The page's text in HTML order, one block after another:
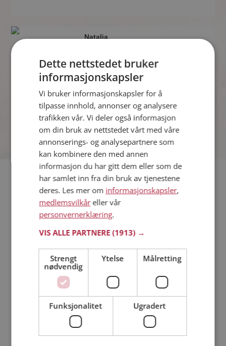
Natalia
Søker mann 36 - 47 år
Som medlem kan du vise deg frem for
Natalia og tusener av andre single på
Møteplassen! Ta sjansen og se hvem
som synes du er interessant.
Hvis du søker dating i Namsos har du kommet til riktig sted.
På Møteplassen kan du bli medlem og søke blant tusenvis av
datinginteresserte single i Namsos
Läs mer
Trinn 1 - Bli medlem og lag en presentasjon
Trinn 2 - Slik fungerer våre søkefunksjoner
Trinn 3 - Tips til hvordan du tar kontakt
Sikker dating
Dating på mobilen
Nettdatingtips
Dette nettstedet bruker
informasjonskapsler
Vi bruker informasjonskapsler for å
tilpasse innhold, annonser og analysere
trafikken vår. Vi deler også informasjon
om din bruk av nettstedet vårt med våre
annonserings- og analysepartnere som
kan kombinere den med annen
informasjon du har gitt dem eller som de
har samlet inn fra din bruk av tjenestene
deres. Les mer om informasjonskapsler,
medlemsvilkåreller vår
personvernerklæring.
VIS ALLE PARTNERE(1913) →
Strengt
nødvendig
Ytelse Målretting
Funksjonalitet Ugradert